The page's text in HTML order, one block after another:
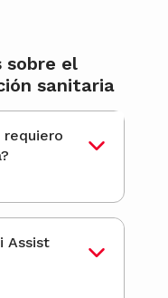
sobre el
sanitaria
requiero